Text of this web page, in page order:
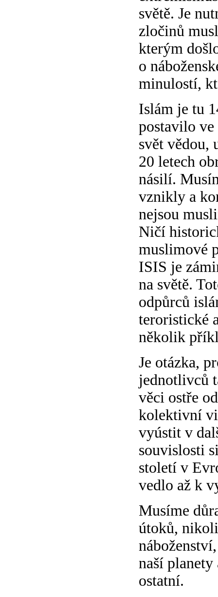
světě. Je
zločinů
kterým
o
minulostí,
Islám je tu
postavilo
svět vědou,
20 letech
násilí.
vznikly a
nejsou
Ničí
muslimové
ISIS je
na světě.
odpůrců
teroristické
několik
Je otázka,
jednotlivců
věci ostře
kolektivní
vyústit v
souvislosti
století v
vedlo až k
Musíme
útoků,
naší
ostatní.